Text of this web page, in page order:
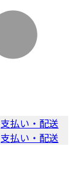
支払い・配送
支払い・配送